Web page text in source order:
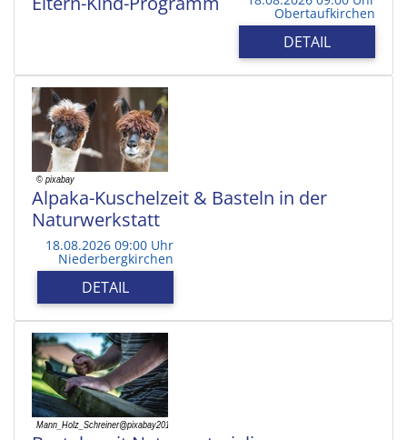
Obertaufkirchen
DETAIL
Alpaka-Kuschelzeit & Basteln in der
Naturwerkstatt
18.08.2026 09:00 Uhr
Niederbergkirchen
DETAIL